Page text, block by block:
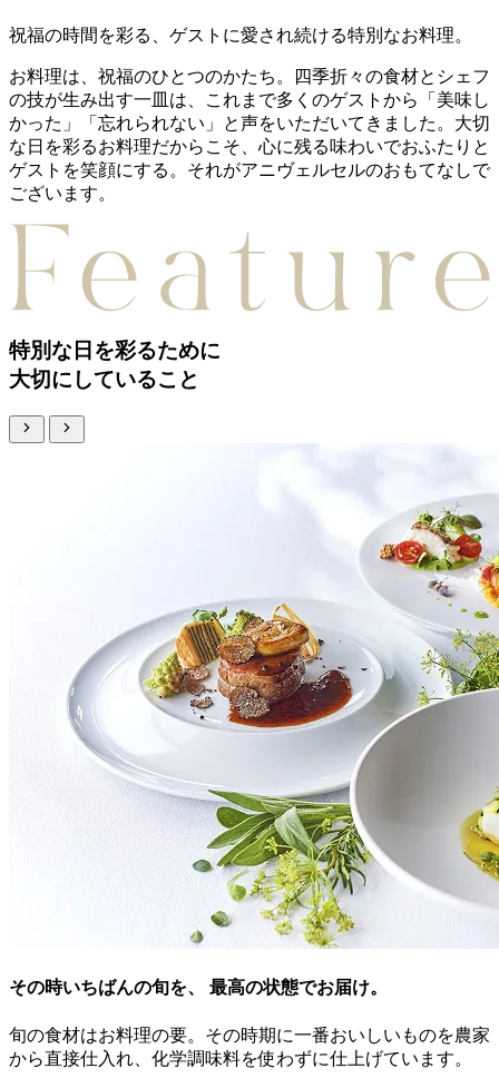
祝福の時間を彩る、 ゲストに愛され続ける特別なお料理。
お料理は、祝福のひとつのかたち。
四季折々の食材とシェフ
の技が生み出す一皿は、これまで多くのゲストから「美味し
かった」「忘れられない」と声をいただいてきました。 大切
な日を彩るお料理だからこそ、心に残る味わいでおふたりと
ゲストを笑顔にする。 それがアニヴェルセルのおもてなしで
ございます。
特別な日を彩るために
大切にしていること
その時いちばんの旬を、 最高の状態でお届け。
旬の食材はお料理の要。その時期に一番おいしいものを農家
から直接仕入れ、化学調味料を使わずに仕上げています。